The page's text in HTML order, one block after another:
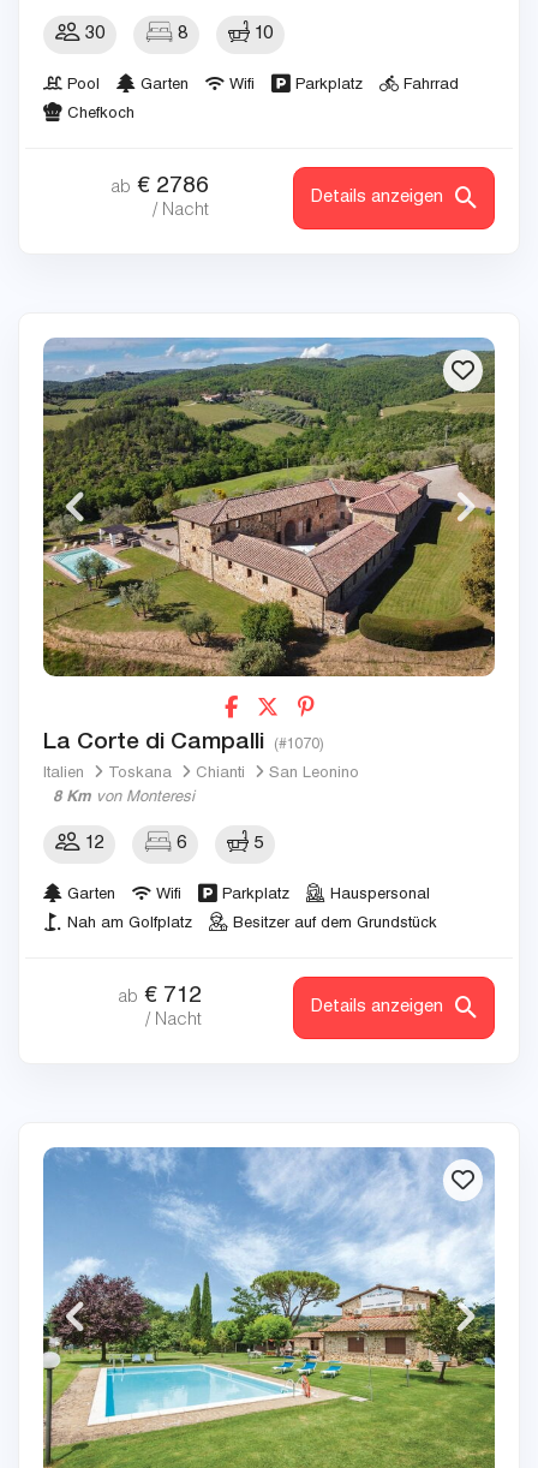
30 8 10
Pool Garten Wifi Parkplatz
Fahrrad
Chefkoch
ab € 2786
/ Nacht
Details anzeigen
La Corte di Campalli (#1070)
Italien Toskana Chianti
San Leonino
8 Km von Monteresi
12 6 5
Garten Wifi Parkplatz
Hauspersonal
Nah am Golfplatz
Besitzer auf dem Grundstück
ab € 712
/ Nacht
Details anzeigen